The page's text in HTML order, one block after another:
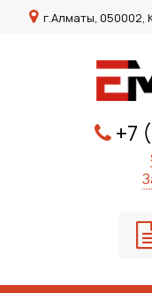
г.Алматы, 050002,
+7